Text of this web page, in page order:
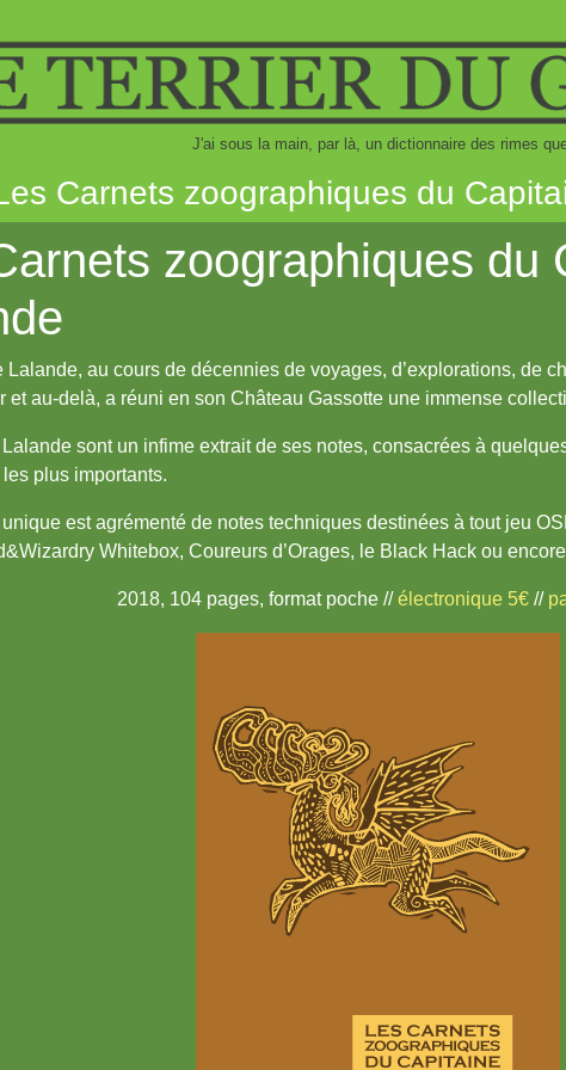
J'ai sous la main, par là, un dictionnaire des rimes
Carnets zoographiques du
zoographiques du
Lalande, au cours de décennies de voyages, d’explorations, de
et au-delà, a réuni en son Château Gassotte une immense
Lalande sont un infime extrait de ses notes, consacrées à
plus importants.
est agrémenté de notes techniques destinées à tout jeu
Whitebox, Coureurs d’Orages, le Black Hack ou
2018, 104 pages, format poche //électronique 5€ //